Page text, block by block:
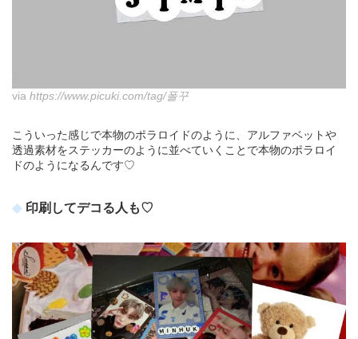
via https://www.picuki.com/tag/폴꾸
こういった感じで本物のポラロイドのように、アルファベットや
透過素材をステッカーのように並べていくことで本物のポラロイ
ドのようになるんです♡
印刷してデコる人も♡